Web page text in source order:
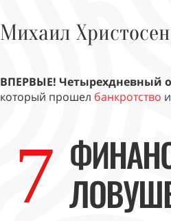
Михаил
ВПЕРВЫЕ! Четырехдневный
который прошел банкротство и
7